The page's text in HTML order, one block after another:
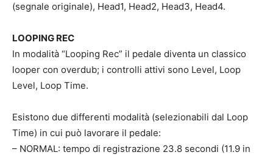
(segnale originale), Head1, Head2, Head3, Head4.
LOOPING REC
In modalità “Looping Rec” il pedale diventa un classico
looper con overdub; i controlli attivi sono Level, Loop
Level, Loop Time.
Esistono due differenti modalità (selezionabili dal Loop
Time) in cui può lavorare il pedale:
– NORMAL: tempo di registrazione 23.8 secondi (11.9 in